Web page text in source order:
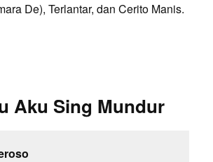
De), Terlantar, dan Cerito Manis.
Aku Sing Mundur